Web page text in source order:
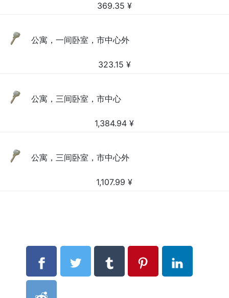
369.35 ¥
公寓，一间卧室，市中心外
323.15 ¥
公寓，三间卧室，市中心
1,384.94 ¥
公寓，三间卧室，市中心外
1,107.99 ¥